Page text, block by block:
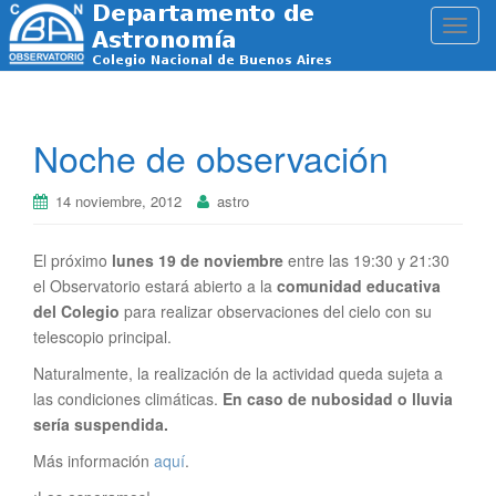
T
Noche de observación
14 noviembre, 2012 astro
El próximo lunes 19 de noviembre entre las 19:30 y 21:30
el Observatorio estará abierto a la comunidad educativa
del Colegio para realizar observaciones del cielo con su
telescopio principal.
Naturalmente, la realización de la actividad queda sujeta a
las condiciones climáticas. En caso de nubosidad o lluvia
sería suspendida.
Más información aquí.